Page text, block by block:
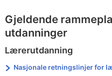
Gjeldende
utdanninger
Lærerutdanning
Nasjonale retningslinjer for